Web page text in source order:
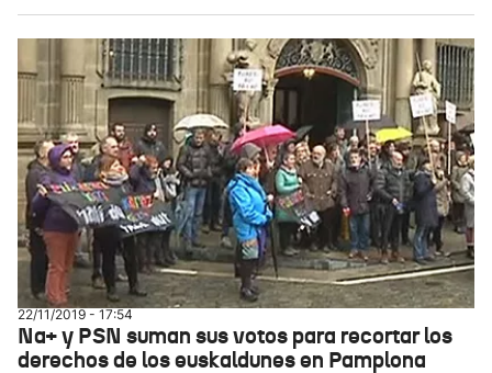
22/11/2019 - 17:54
Na+ y PSN suman sus votos para recortar los
derechos de los euskaldunes en Pamplona